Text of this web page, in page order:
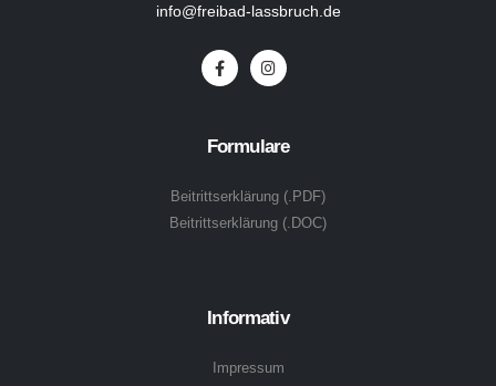
info@freibad-lassbruch.de
Formulare
Beitrittserklärung (.PDF)
Beitrittserklärung (.DOC)
Informativ
Impressum